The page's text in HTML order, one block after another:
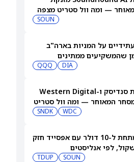
— ומה וול סטריט מצפה
SOUN
על המניות בארה"ב
שהמשקיעים ממתינים
DIA
QQQ
למה מניות סנדיסק ו-Western Digital
המאוחר — ומה וול סטריט
WDC
SNDK
3 מניות מתחת ל-10 דולר עם אפסייד חזק
לפי אנליסטים
SOUN
TDUP